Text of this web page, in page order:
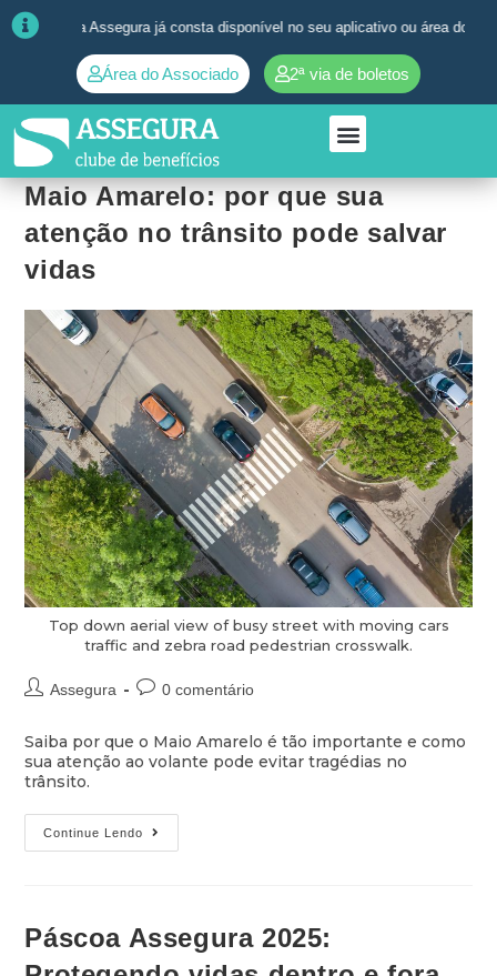
da Assegura já consta disponível no seu aplicativo ou área do
Área do Associado 2ª via de boletos
Maio Amarelo: por que sua
atenção no trânsito pode salvar
vidas
Top down aerial view of busy street with moving cars
traffic and zebra road pedestrian crosswalk.
Assegura 0 comentário
Saiba por que o Maio Amarelo é tão importante e como
sua atenção ao volante pode evitar tragédias no
trânsito.
Continue Lendo
Páscoa Assegura 2025: